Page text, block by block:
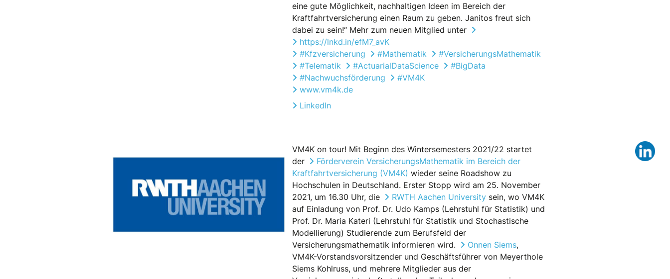
eine gute Möglichkeit, nachhaltigen Ideen im Bereich der
Kraftfahrtversicherung einen Raum zu geben. Janitos freut sich
dabei zu sein!“ Mehr zum neuen Mitglied unter
https://lnkd.in/efM7_avK
#Kfzversicherung
#Mathematik
#VersicherungsMathematik
#Telematik
#ActuarialDataScience
#BigData
#Nachwuchsförderung
#VM4K
www.vm4k.de
LinkedIn
VM4K on tour! Mit Beginn des Wintersemesters 2021/22 startet
der
Förderverein VersicherungsMathematik im Bereich der
Kraftfahrtversicherung (VM4K) wieder seine Roadshow zu
Hochschulen in Deutschland. Erster Stopp wird am 25. November
2021, um 16.30 Uhr, die
RWTH Aachen Universitysein, wo VM4K
auf Einladung von Prof. Dr. Udo Kamps (Lehrstuhl für Statistik) und
Prof. Dr. Maria Kateri (Lehrstuhl für Statistik und Stochastische
Modellierung) Studierende zum Berufsfeld der
Versicherungsmathematik informieren wird.
Onnen Siems,
VM4K-Vorstandsvorsitzender und Geschäftsführer von Meyerthole
Siems Kohlruss, und mehrere Mitglieder aus der